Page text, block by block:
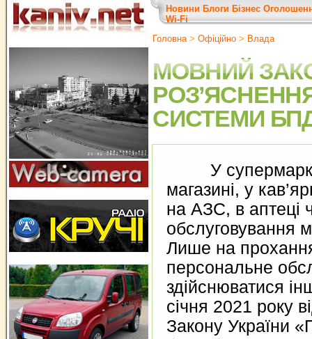
Новини Блоги Бізнес
Wi-Fi
Головна> Офіційно > Влада
МОВНИЙ
СИСТЕМИ
У
магазині, у
на АЗС, в аптеці
обслуговування
Лише на
персональне
здійснюватися
січня 2021 року
Закону України